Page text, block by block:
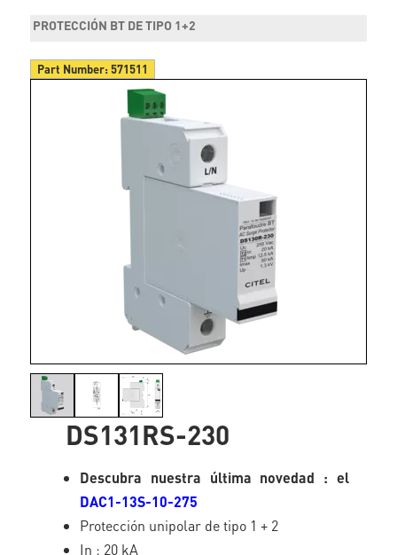
PROTECCIÓN BT DE TIPO 1+2
Part Number:571511
DS131RS-230
Descubra nuestra última novedad : el
DAC1-13S-10-275
Protección unipolar de tipo 1 + 2
In : 20 kA